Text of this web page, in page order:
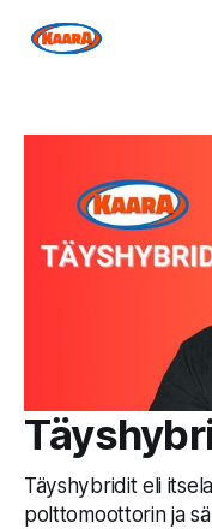
Täyshybridit eli
polttomoottorin ja